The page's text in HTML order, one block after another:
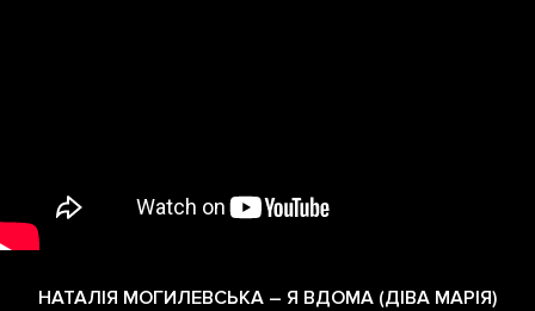
НАТАЛІЯ МОГИЛЕВСЬКА – Я ВДОМА (ДІВА МАРІЯ)